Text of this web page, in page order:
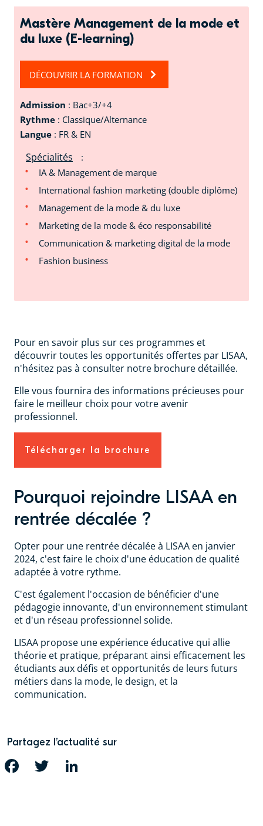
Mastère Management de la mode et
du luxe (E-learning)
DÉCOUVRIR LA FORMATION
Admission : Bac+3/+4
Rythme : Classique/Alternance
Langue : FR & EN
Spécialités
:
IA & Management de marque
International fashion marketing (double diplôme)
Management de la mode & du luxe
Marketing de la mode & éco responsabilité
Communication & marketing digital de la mode
Fashion business
Pour en savoir plus sur ces programmes et
découvrir toutes les opportunités offertes par LISAA,
n'hésitez pas à consulter notre brochure détaillée.
Elle vous fournira des informations précieuses pour
faire le meilleur choix pour votre avenir
professionnel.
Télécharger la brochure
Pourquoi rejoindre LISAA en
rentrée décalée ?
Opter pour une rentrée décalée à LISAA en janvier
2024, c'est faire le choix d'une éducation de qualité
adaptée à votre rythme.
C'est également l'occasion de bénéficier d'une
pédagogie innovante, d'un environnement stimulant
et d'un réseau professionnel solide.
LISAA propose une expérience éducative qui allie
théorie et pratique, préparant ainsi efficacement les
étudiants aux défis et opportunités de leurs futurs
métiers dans la mode, le design, et la
communication.
Partagez l’actualité sur
FACEBOOK TWITTER